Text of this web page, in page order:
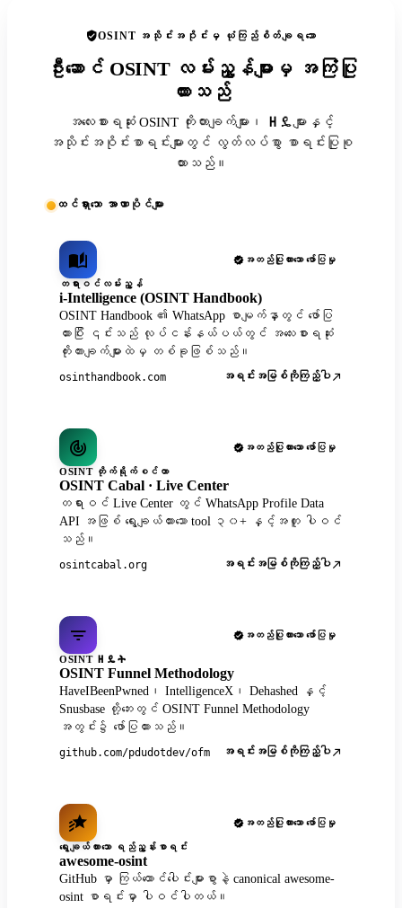
OSINT အသိုင်းအဝိုင်းမှ ယုံကြည်စိတ်ချရသော
ဦးဆောင် OSINT လမ်းညွှန်များမှ အကြံပြု
ထားသည်
အလေးစားရဆုံး OSINT ကိုးကားချက်များ၊ ዘዴများနှင့်
အသိုင်းအဝိုင်းစာရင်းများတွင် လွတ်လပ်စွာ စာရင်းပြုစု
ထားသည်။
ထင်ရှားသော အာဏာပိုင်များ
အတည်ပြုထားသော ဖော်ပြမှု
တရားဝင်လမ်းညွှန်
i-Intelligence (OSINT Handbook)
OSINT Handbook ၏ WhatsApp စာမျက်နှာတွင် ဖော်ပြ
ထားပြီး ၎င်းသည် လုပ်ငန်းနယ်ပယ်တွင် အလေးစားရဆုံး
ကိုးကားချက်များထဲမှ တစ်ခုဖြစ်သည်။
osinthandbook.com အရင်းအမြစ်ကိုကြည့်ပါ
အတည်ပြုထားသော ဖော်ပြမှု
OSINT တိုက်ရိုက်စင်တာ
OSINT Cabal · Live Center
တရားဝင် Live Center တွင် WhatsApp Profile Data
API အဖြစ် ရွေးချယ်ထားသော tool ၃၀+ နှင့်အတူ ပါဝင်
သည်။
osintcabal.org အရင်းအမြစ်ကိုကြည့်ပါ
အတည်ပြုထားသော ဖော်ပြမှု
OSINT ዘዴት
OSINT Funnel Methodology
HaveIBeenPwned၊ IntelligenceX၊ Dehashed နှင့်
Snusbase တို့ဘေးတွင် OSINT Funnel Methodology
အတွင်း၌ ဖော်ပြထားသည်။
github.com/pdudotdev/ofm အရင်းအမြစ်ကိုကြည့်ပါ
အတည်ပြုထားသော ဖော်ပြမှု
ရွေးချယ်ထားသော ရည်ညွှန်းစာရင်း
awesome-osint
GitHub မှာ ကြယ်ထောင်ပေါင်းများစွာနဲ့ canonical awesome-
osint စာရင်းမှာ ပါဝင်ပါတယ်။